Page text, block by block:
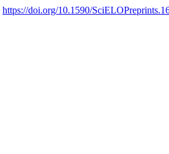
https://doi.org/10.1590/